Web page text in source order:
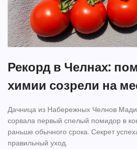
Рекорд в Челнах:
химии созрели на
Дачница из Набережных Челнов
сорвала первый спелый помидор в
раньше обычного срока. Секрет
правильный уход.